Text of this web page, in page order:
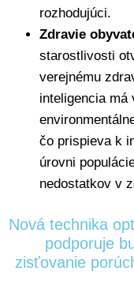
rozhodujúci.
Zdravie
starostlivosti
verejnému
inteligencia
čo prispieva k
úrovni
nedostatkov v
Nová technika
podporuje
zisťovanie